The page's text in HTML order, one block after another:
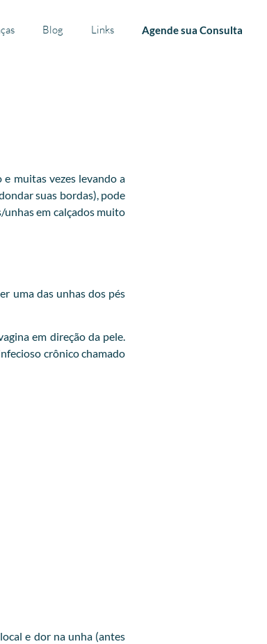
Blog Links Agende sua Consulta
muitas vezes levando a
suas bordas), pode
em calçados muito
uma das unhas dos pés
em direção da pele.
crônico chamado
e dor na unha (antes